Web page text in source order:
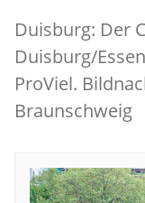
Duisburg: Der
Duisburg/
ProViel.
Braunschweig